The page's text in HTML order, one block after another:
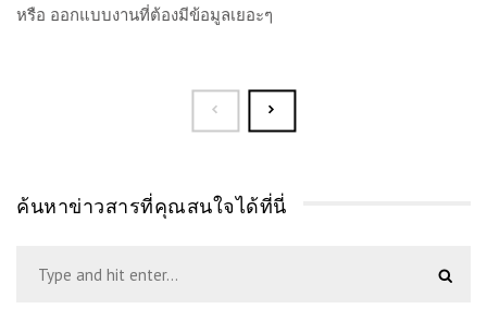
หรือ ออกแบบงานที่ต้องมีข้อมูลเยอะๆ
ค้นหาข่าวสารที่คุณสนใจได้ที่นี่